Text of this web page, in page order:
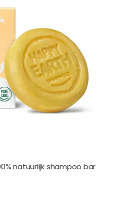
natuurlijk shampoo bar